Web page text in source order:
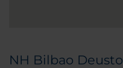
NH Bilbao Deusto